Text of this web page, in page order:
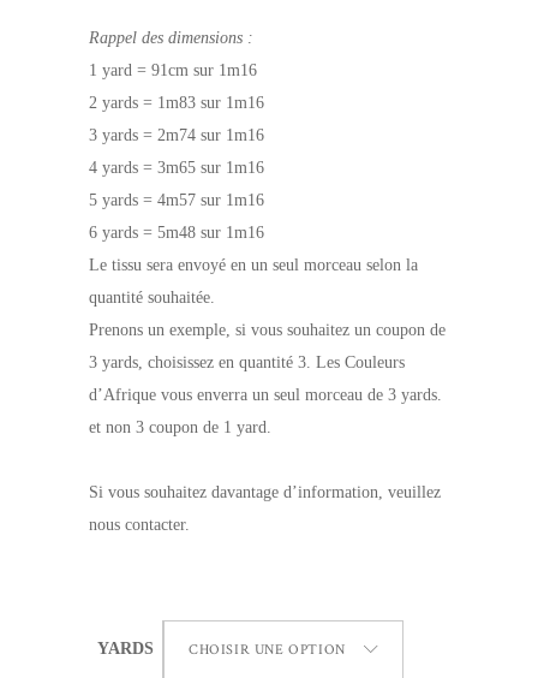
Rappel des dimensions :
1 yard = 91cm sur 1m16
2 yards = 1m83 sur 1m16
3 yards = 2m74 sur 1m16
4 yards = 3m65 sur 1m16
5 yards = 4m57 sur 1m16
6 yards = 5m48 sur 1m16
Le tissu sera envoyé en un seul morceau selon la
quantité souhaitée.
Prenons un exemple, si vous souhaitez un coupon de
3 yards, choisissez en quantité 3. Les Couleurs
d’Afrique vous enverra un seul morceau de 3 yards.
et non 3 coupon de 1 yard.
Si vous souhaitez davantage d’information, veuillez
nous contacter.
YARDS CHOISIR UNE OPTION